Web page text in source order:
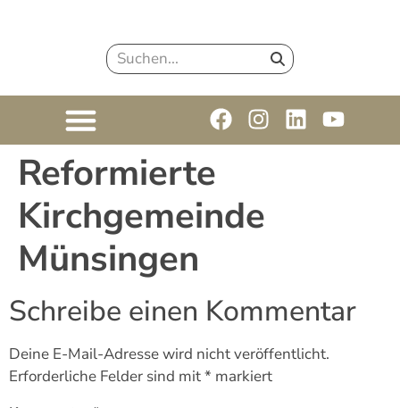
Reformierte
Kirchgemeinde
Münsingen
Schreibe einen Kommentar
Deine E-Mail-Adresse wird nicht veröffentlicht.
Erforderliche Felder sind mit* markiert